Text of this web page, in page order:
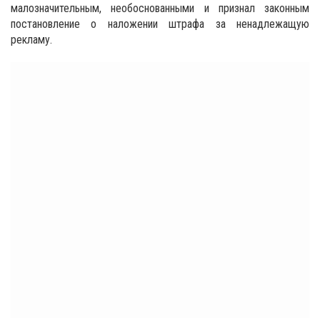
малозначительным, необоснованными и признал законным
постановление о наложении штрафа за ненадлежащую
рекламу.